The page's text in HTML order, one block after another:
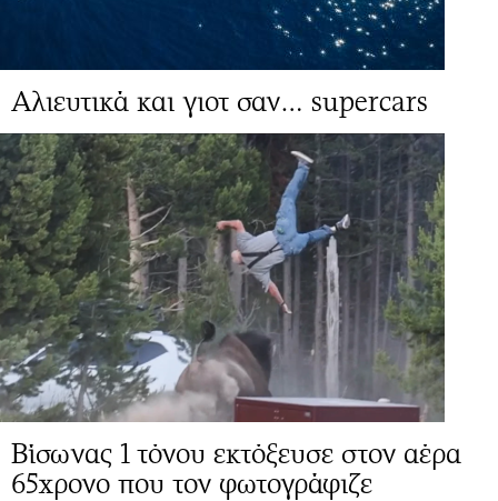
Αλιευτικά και γιοτ σαν… supercars
Βίσωνας 1 τόνου εκτόξευσε στον αέρα
65χρονο που τον φωτογράφιζε